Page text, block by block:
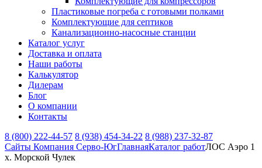
Пластиковые погреба с готовыми полками
Комплектующие для септиков
Канализационно-насосные станции
Каталог услуг
Доставка и оплата
Наши работы
Калькулятор
Дилерам
Блог
О компании
Контакты
8 (800) 222-44-57 8 (938) 454-34-22 8 (988) 237-32-87
Сайты Компания Серво-ЮгГлавнаяКаталог работЛОС Аэро 1
х. Морской Чулек